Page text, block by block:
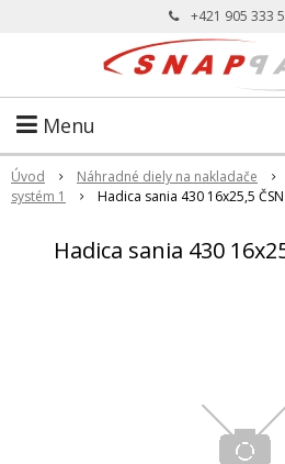
+421 905 333
Menu
Úvod Náhradné diely na nakladače
systém 1
Hadica sania 430 16x25,5
Hadica sania 430